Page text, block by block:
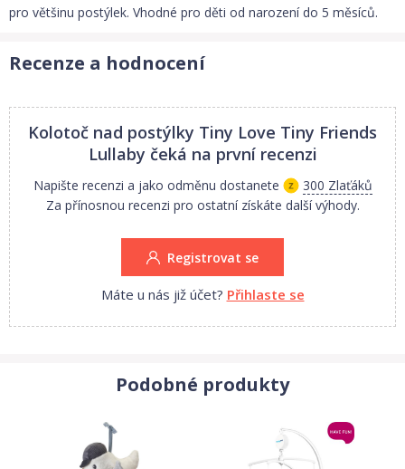
pro většinu postýlek. Vhodné pro děti od narození do 5 měsíců.
Recenze a hodnocení
Kolotoč nad postýlky Tiny Love Tiny Friends
Lullaby čeká na první recenzi
Napište recenzi a jako odměnu dostanete
300 Zlaťáků
Za přínosnou recenzi pro ostatní získáte další výhody.
Registrovat se
Máte u nás již účet? Přihlaste se
Podobné produkty